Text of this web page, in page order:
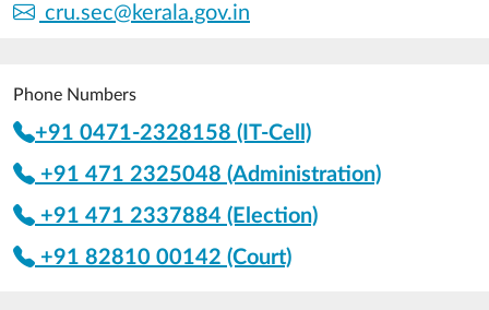
cru.sec@kerala.gov.in
Phone Numbers
+91 0471-2328158 (IT-Cell)
+91 471 2325048 (Administration)
+91 471 2337884 (Election)
+91 82810 00142 (Court)